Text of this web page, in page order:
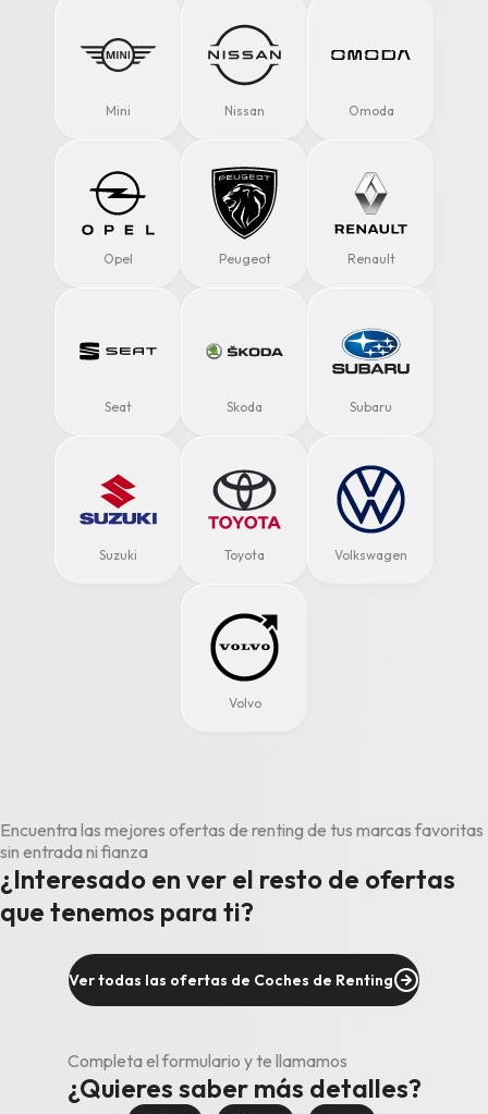
Mini Nissan Omoda
Opel Peugeot Renault
Seat Skoda Subaru
Suzuki Toyota Volkswagen
Volvo
Encuentra las mejores ofertas de renting de tus marcas favoritas
sin entrada ni fianza
¿Interesado en ver el resto de ofertas
que tenemos para ti?
Ver todas las ofertas de Coches de Renting
Completa el formulario y te llamamos
¿Quieres saber más detalles?